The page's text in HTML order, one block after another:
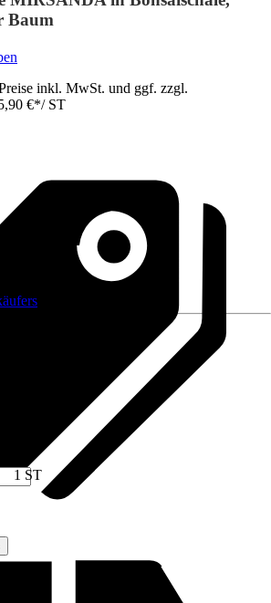
Baum
inkl. MwSt. und ggf. zzgl.
€*/ ST
1 ST